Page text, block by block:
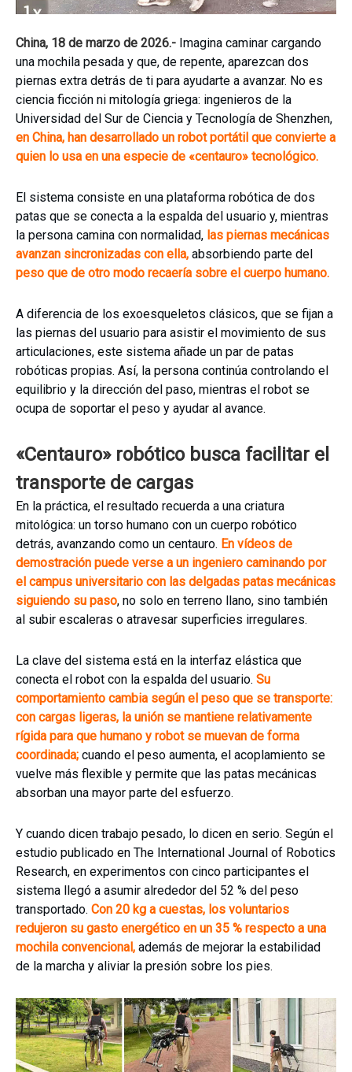
China, 18 de marzo de 2026.- Imagina caminar cargando
una mochila pesada y que, de repente, aparezcan dos
piernas extra detrás de ti para ayudarte a avanzar. No es
ciencia ficción ni mitología griega: ingenieros de la
Universidad del Sur de Ciencia y Tecnología de Shenzhen,
en China, han desarrollado un robot portátil que convierte a
quien lo usa en una especie de «centauro» tecnológico.
El sistema consiste en una plataforma robótica de dos
patas que se conecta a la espalda del usuario y, mientras
la persona camina con normalidad, las piernas mecánicas
avanzan sincronizadas con ella, absorbiendo parte del
peso que de otro modo recaería sobre el cuerpo humano.
A diferencia de los exoesqueletos clásicos, que se fijan a
las piernas del usuario para asistir el movimiento de sus
articulaciones, este sistema añade un par de patas
robóticas propias. Así, la persona continúa controlando el
equilibrio y la dirección del paso, mientras el robot se
ocupa de soportar el peso y ayudar al avance.
«Centauro» robótico busca facilitar el
transporte de cargas
En la práctica, el resultado recuerda a una criatura
mitológica: un torso humano con un cuerpo robótico
detrás, avanzando como un centauro. En vídeos de
demostración puede verse a un ingeniero caminando por
el campus universitario con las delgadas patas mecánicas
siguiendo su paso, no solo en terreno llano, sino también
al subir escaleras o atravesar superficies irregulares.
La clave del sistema está en la interfaz elástica que
conecta el robot con la espalda del usuario. Su
comportamiento cambia según el peso que se transporte:
con cargas ligeras, la unión se mantiene relativamente
rígida para que humano y robot se muevan de forma
coordinada; cuando el peso aumenta, el acoplamiento se
vuelve más flexible y permite que las patas mecánicas
absorban una mayor parte del esfuerzo.
Y cuando dicen trabajo pesado, lo dicen en serio. Según el
estudio publicado en The International Journal of Robotics
Research, en experimentos con cinco participantes el
sistema llegó a asumir alrededor del 52 % del peso
transportado. Con 20 kg a cuestas, los voluntarios
redujeron su gasto energético en un 35 % respecto a una
mochila convencional, además de mejorar la estabilidad
de la marcha y aliviar la presión sobre los pies.